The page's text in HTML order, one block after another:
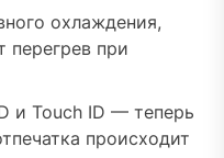
охлаждения,
перегрев при
и Touch ID — теперь
происходит